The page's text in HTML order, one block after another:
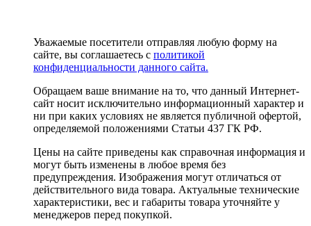
Уважаемые посетители отправляя любую форму на
сайте, вы соглашаетесь с политикой
конфиденциальности данного сайта.
Обращаем ваше внимание на то, что данный Интернет-
сайт носит исключительно информационный характер и
ни при каких условиях не является публичной офертой,
определяемой положениями Статьи 437 ГК РФ.
Цены на сайте приведены как справочная информация и
могут быть изменены в любое время без
предупреждения. Изображения могут отличаться от
действительного вида товара. Актуальные технические
характеристики, вес и габариты товара уточняйте у
менеджеров перед покупкой.